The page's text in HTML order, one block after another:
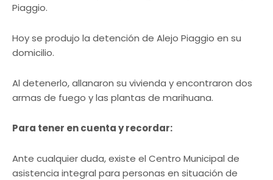
Piaggio.
Hoy se produjo la detención de Alejo Piaggio en su
domicilio.
Al detenerlo, allanaron su vivienda y encontraron dos
armas de fuego y las plantas de marihuana.
Para tener en cuenta y recordar:
Ante cualquier duda, existe el Centro Municipal de
asistencia integral para personas en situación de